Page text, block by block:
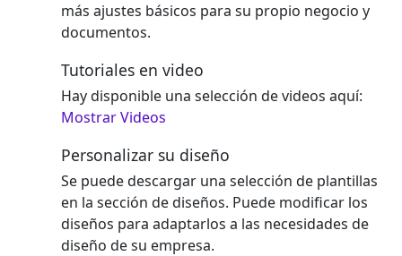
más ajustes básicos para su propio negocio y
documentos.
Tutoriales en video
Hay disponible una selección de videos aquí:
Mostrar Videos
Personalizar su diseño
Se puede descargar una selección de plantillas
en la sección de diseños. Puede modificar los
diseños para adaptarlos a las necesidades de
diseño de su empresa.